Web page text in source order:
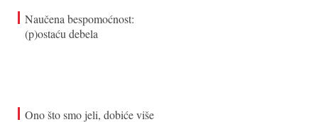
Naučena bespomoćnost:
(p)ostaću debela
Ono što smo jeli, dobiće više